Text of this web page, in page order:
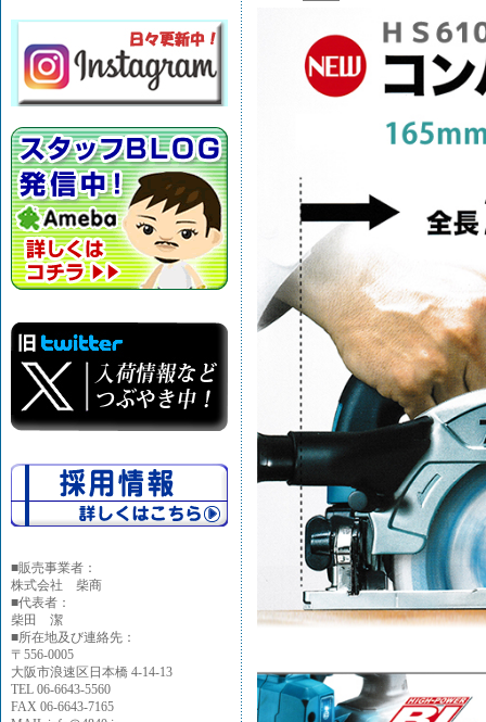
■販売事業者：
株式会社 柴商
■代表者：
柴田 潔
■所在地及び連絡先：
〒556-0005
大阪市浪速区日本橋 4-14-13
TEL 06-6643-5560
FAX 06-6643-7165